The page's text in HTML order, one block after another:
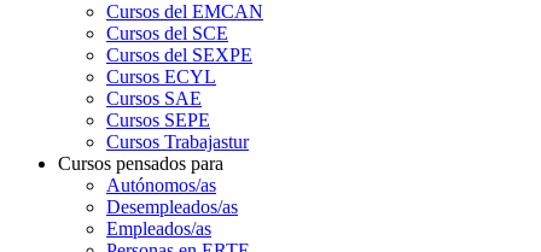
Cursos del EMCAN
Cursos del SCE
Cursos del SEXPE
Cursos ECYL
Cursos SAE
Cursos SEPE
Cursos Trabajastur
Cursos pensados para
Autónomos/as
Desempleados/as
Empleados/as